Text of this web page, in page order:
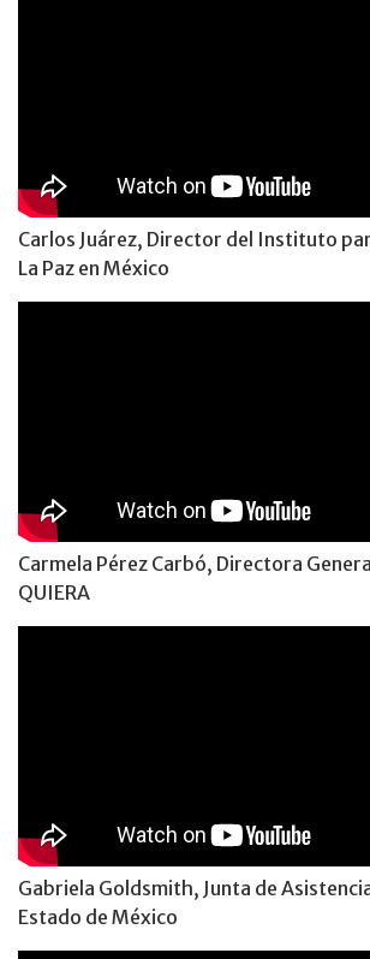
Carlos Juárez, Director del Instituto
La Paz en México
Carmela Pérez Carbó, Directora
QUIERA
Gabriela Goldsmith, Junta de
Estado de México